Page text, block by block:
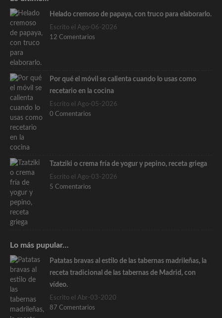
Helado cremoso de papaya, con truco para elaborarlo.
Escrito el Ago-06-2026
12 Comentarios
Por qué el móvil se calienta cuando lo usas como
recetario en la cocina
Escrito el Ago-05-2026
0 Comentarios
Tzatziki o crema fría de yogur y pepino, receta griega
Escrito el Ago-03-2026
5 Comentarios
Lo más pupular…
Patatas bravas al estilo de las tabernas madrileñas, la
receta tradicional de las tabernas de Madrid, con
vídeo.
Escrito el Abr-03-2020
87 Comentarios